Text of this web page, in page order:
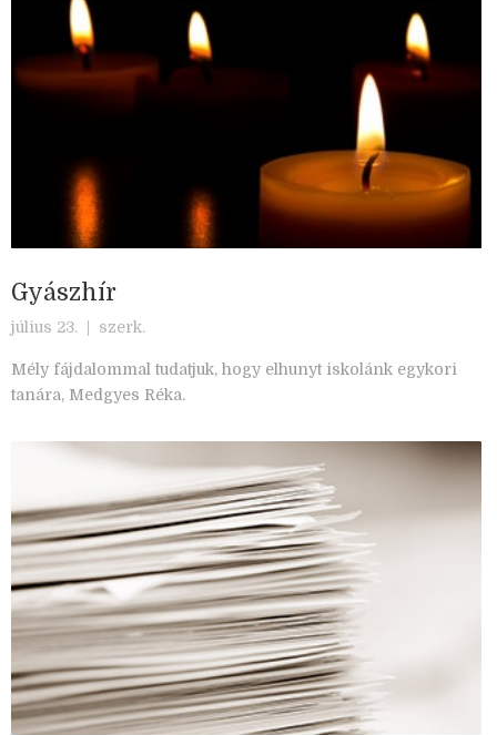
Gyászhír
július 23. | szerk.
Mély fájdalommal tudatjuk, hogy elhunyt iskolánk egykori
tanára, Medgyes Réka.